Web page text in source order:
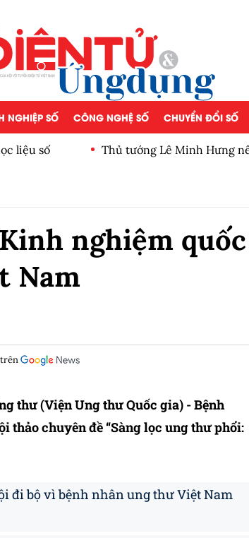
NGHIỆP SỐ CÔNG NGHỆ SỐ CHUYỂN ĐỔI SỐ
Lê Minh Hưng nêu 5 nhiệm vụ trọng tâm
nghiệm quốc
Nam
thư (Viện Ung thư Quốc gia) - Bệnh
thảo chuyên đề “Sàng lọc ung thư phổi:
đi bộ vì bệnh nhân ung thư Việt Nam